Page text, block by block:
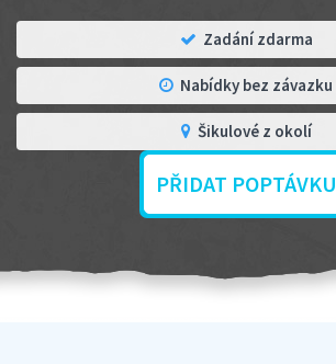
Zadání zdarma
Nabídky bez závazku
Šikulové z okolí
PŘIDAT POPTÁVKU